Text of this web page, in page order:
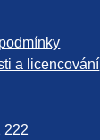
a licencování
222